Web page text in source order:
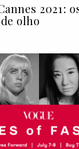
2021:
olho